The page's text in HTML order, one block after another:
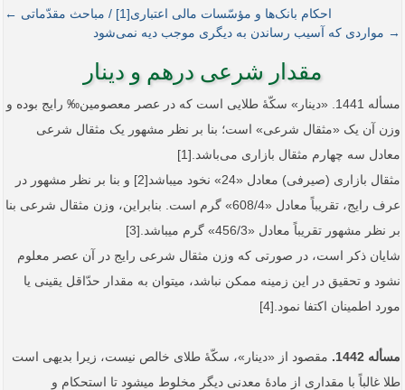
احکام بانک‌ها و مؤسّسات مالی اعتباری[1] / مباحث مقدّماتی ←
→ مواردی که آسیب رساندن به دیگری موجب دیه نمی‌شود
مقدار شرعی درهم و دینار
مسأله 1441. «دینار» سکّۀ طلایی است که در عصر معصومین‰ رایج بوده و
وزن آن یک «مثقال شرعی» است؛ بنا بر نظر مشهور یک مثقال شرعی
معادل سه چهارم مثقال بازاری می‌باشد.[1]
مثقال بازاری (صیرفی) معادل «24» ­نخود می­باشد[2] و بنا بر نظر مشهور در
عرف رایج، تقریباً معادل «608/4» گرم است. بنابراین، وزن مثقال شرعی بنا
بر نظر مشهور تقریباً معادل «456/3» گرم می­باشد.[3]
شایان ذکر است، در صورتی که وزن مثقال شرعی رایج در آن عصر معلوم
نشود و تحقیق در این زمینه ممکن نباشد، می­توان به مقدار حدّاقل یقینی یا
مورد اطمینان اکتفا نمود.[4]
مسأله 1442.
مقصود از «دینار»، سکّۀ طلای خالص نیست، زیرا بدیهی است
طلا غالباً با مقداری از مادۀ معدنی دیگر مخلوط می­شود تا استحکام و